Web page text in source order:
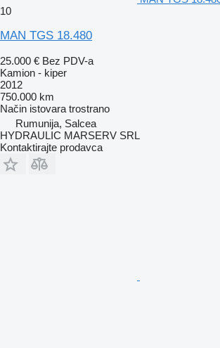
10
MAN TGS 18.480
25.000 € Bez PDV-a
Kamion - kiper
2012
750.000 km
Način istovara trostrano
Rumunija, Salcea
HYDRAULIC MARSERV SRL
Kontaktirajte prodavca